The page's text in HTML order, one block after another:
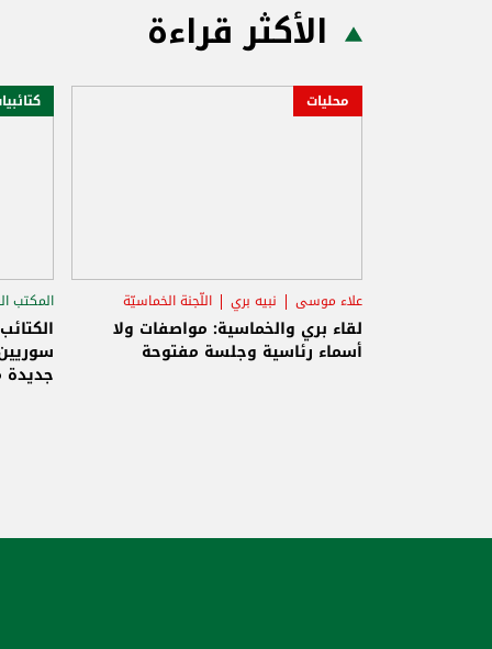
الأكثر قراءة
محليات
علاء موسى نبيه بري اللّجنة الخماسيّة
لقاء بري والخماسية: مواصفات ولا
أسماء رئاسية وجلسة مفتوحة
المكتب
جديدة